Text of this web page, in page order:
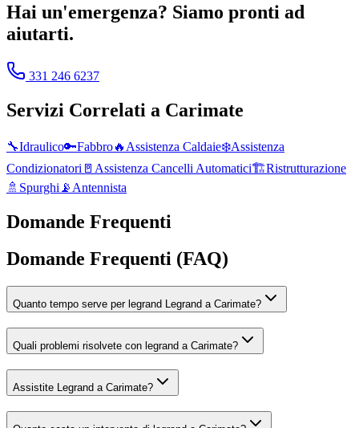
Hai un'emergenza? Siamo pronti ad
aiutarti.
331 246 6237
Servizi Correlati a Carimate
🔧Idraulico🔑Fabbro🔥 Assistenza Caldaie❄️Assistenza
Condizionatori 🚪 Assistenza Cancelli Automatici🏗️Ristrutturazione
🚿 Spurghi 📡 Antennista
Domande Frequenti
Domande Frequenti (FAQ)
Quanto tempo serve per legrand Legrand a Carimate?
Quali problemi risolvete con legrand a Carimate?
Assistite Legrand a Carimate?